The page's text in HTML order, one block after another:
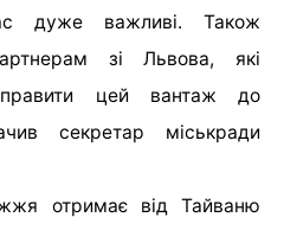
дуже важливі. Також
зі Львова, які
цей вантаж до
секретар міськради
отримає від Тайваню